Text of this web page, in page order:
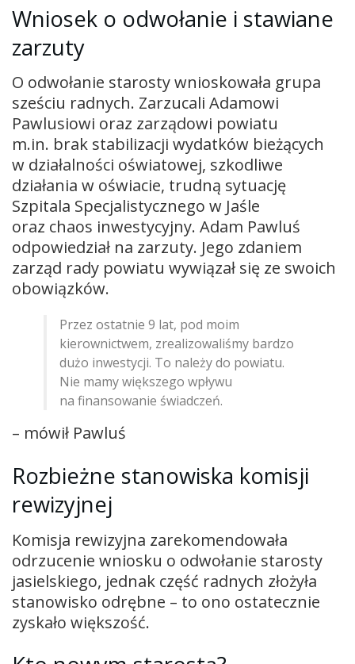
Wniosek o odwołanie i stawiane
zarzuty
O odwołanie starosty wnioskowała grupa
sześciu radnych. Zarzucali Adamowi
Pawlusiowi oraz zarządowi powiatu
m.in. brak stabilizacji wydatków bieżących
w działalności oświatowej, szkodliwe
działania w oświacie, trudną sytuację
Szpitala Specjalistycznego w Jaśle
oraz chaos inwestycyjny. Adam Pawluś
odpowiedział na zarzuty. Jego zdaniem
zarząd rady powiatu wywiązał się ze swoich
obowiązków.
Przez ostatnie 9 lat, pod moim
kierownictwem, zrealizowaliśmy bardzo
dużo inwestycji. To należy do powiatu.
Nie mamy większego wpływu
na finansowanie świadczeń.
– mówił Pawluś
Rozbieżne stanowiska komisji
rewizyjnej
Komisja rewizyjna zarekomendowała
odrzucenie wniosku o odwołanie starosty
jasielskiego, jednak część radnych złożyła
stanowisko odrębne – to ono ostatecznie
zyskało większość.